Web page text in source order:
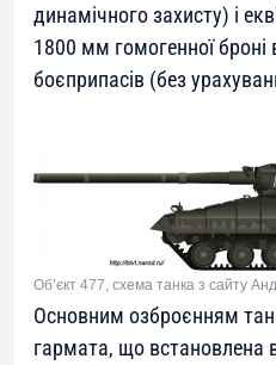
динамічного захисту) і
1800 мм гомогенної броні
боєприпасів (без
Об’єкт 477, схема танка з сайту
Основним озброєнням
гармата, що встановлена